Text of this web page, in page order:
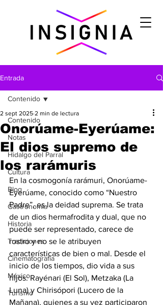
Entrada
Contenido
Notas
Hidalgo del Parral
Cultura
Blog
Gastronomìa
Historia
Tradiciones
Cinematografía
México
Turismo
Contenido
Onorúame-Eyerúame:
El dios supremo de
los rarámuris
2 sept 2025 2 min de lectura
En la cosmogonía rarámuri, Onorúame-
Eyerúame, conocido como “Nuestro
Padre”, es la deidad suprema. Se trata
de un dios hermafrodita y dual, que no
puede ser representado, carece de
rostro y no se le atribuyen
características de bien o mal. Desde el
inicio de los tiempos, dio vida a sus
hijos: Rayénari (El Sol), Metzaka (La
Luna) y Chirisópori (Lucero de la
Mañana), quienes a su vez participaron